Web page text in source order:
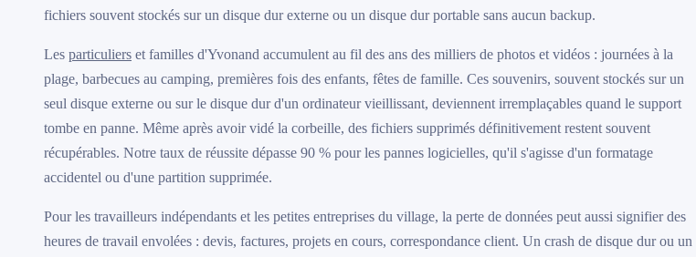
fichiers souvent stockés sur un disque dur externe ou un disque dur portable sans aucun backup.
Les particuliers et familles d'Yvonand accumulent au fil des ans des milliers de photos et vidéos : journées à la
plage, barbecues au camping, premières fois des enfants, fêtes de famille. Ces souvenirs, souvent stockés sur un
seul disque externe ou sur le disque dur d'un ordinateur vieillissant, deviennent irremplaçables quand le support
tombe en panne. Même après avoir vidé la corbeille, des fichiers supprimés définitivement restent souvent
récupérables. Notre taux de réussite dépasse 90 % pour les pannes logicielles, qu'il s'agisse d'un formatage
accidentel ou d'une partition supprimée.
Pour les travailleurs indépendants et les petites entreprises du village, la perte de données peut aussi signifier des
heures de travail envolées : devis, factures, projets en cours, correspondance client. Un crash de disque dur ou un